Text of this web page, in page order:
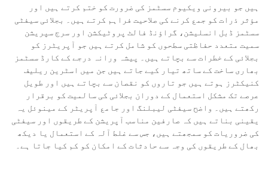
ہیں جو بیرونی ویکیوم سسٹمز کی ضرورت کو ختم کرتے ہیں اور
مؤثر ذرات کو جمع کرنے کی صلاحیت فراہم کرتے ہیں۔ بجلائی سیفٹی
سسٹمز ڈبل انسلیشن، گراؤنڈ فالٹ پروٹیکشن اور سرج سپریشن
سمیت متعدد حفاظتی سطحوں کو شامل کرتے ہیں جو آپریٹرز کو
بجلائی کے خطرات سے بچاتے ہیں۔ پیشہ ورانہ درجے کے کارڈ سسٹمز
بھاری ساخت کے ساتھ تیار کیے جاتے ہیں جن میں اسٹرین ریلیف
کنیکٹرز ہوتے ہیں جو تاروں کو نقصان سے بچاتے ہیں اور طویل
عرصے تک مشکل استعمال کے دوران بجلائی کی سالمیت کو برقرار
رکھتے ہیں۔ واضح سیفٹی لیبلنگ اور جامع آپریٹر کے مینوئل یہ
یقینی بناتے ہیں کہ صارفین مناسب آپریشن کے طریقوں اور سیفٹی
کی ضروریات کو سمجھتے ہیں، جس سے غلط آلہ کے استعمال یا دیکھ
بھال کے طریقوں کی وجہ سے حادثات کے امکان کو کم کیا جاتا ہے۔